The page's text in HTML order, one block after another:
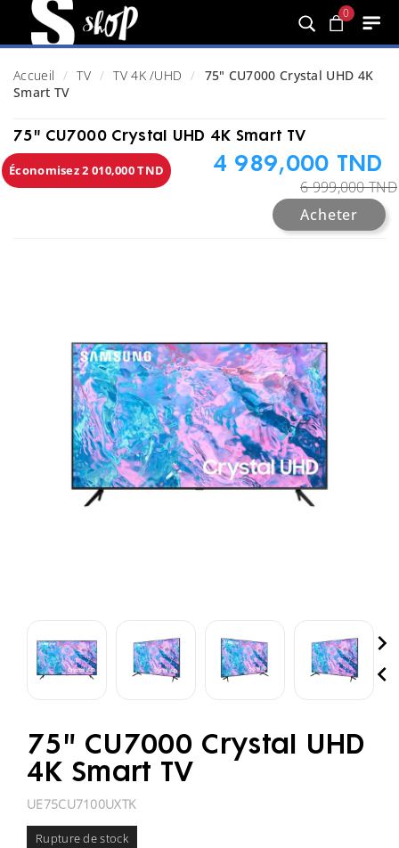
0
Accueil TV TV 4K /UHD
75" CU7000 Crystal UHD 4K
Smart TV
75" CU7000 Crystal UHD 4K Smart TV
Économisez 2 010,000 TND 4 989,000 TND
6 999,000 TND
Acheter


75" CU7000 Crystal UHD
4K Smart TV
UE75CU7100UXTK
Rupture de stock